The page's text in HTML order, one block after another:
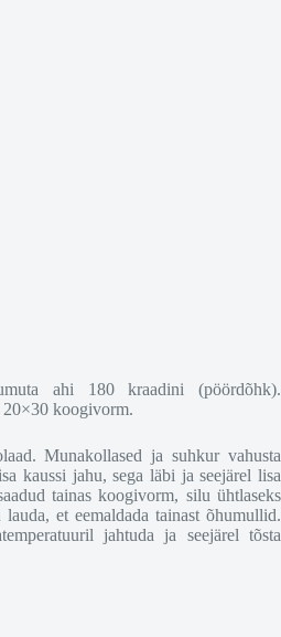
ahi 180 kraadini (pöördõhk).
20×30 koogivorm.
Munakollased ja suhkur vahusta
kaussi jahu, sega läbi ja seejärel lisa
tainas koogivorm, silu ühtlaseks
et eemaldada tainast õhumullid.
jahtuda ja seejärel tõsta